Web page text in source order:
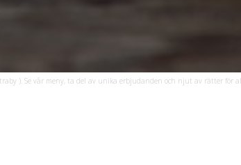
). Se vår meny, ta del av unika erbjudanden och njut av rätter för